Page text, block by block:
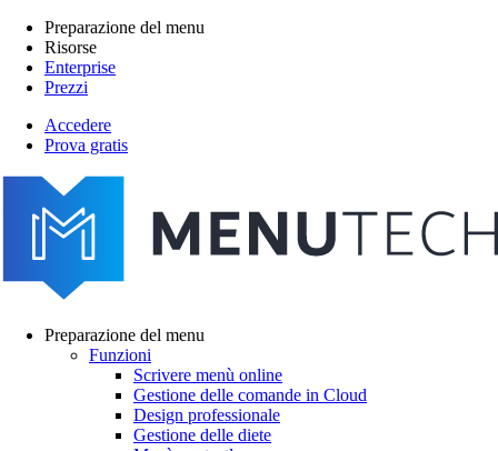
Salta
contenuto
principale
Main
navigation
Preparazione del menu
Risorse
Enterprise
Prezzi
menutech
navigation
Accedere
Prova gratis
navigation
Preparazione del menu
Funzioni
Scrivere menù online
Gestione delle comande in Cloud
Design professionale
Gestione delle diete